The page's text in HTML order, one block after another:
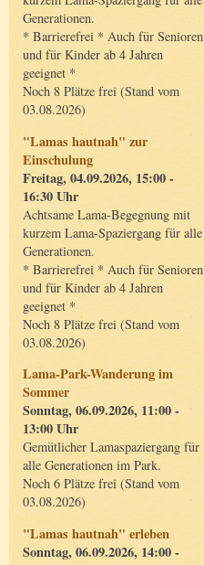
Generationen.
* Barrierefrei * Auch für Senioren
und für Kinder ab 4 Jahren
geeignet *
Noch 8 Plätze frei (Stand vom
03.08.2026)
"Lamas hautnah" zur
Einschulung
Freitag, 04.09.2026, 15:00 -
16:30 Uhr
Achtsame Lama-Begegnung mit
kurzem Lama-Spaziergang für alle
Generationen.
* Barrierefrei * Auch für Senioren
und für Kinder ab 4 Jahren
geeignet *
Noch 8 Plätze frei (Stand vom
03.08.2026)
Lama-Park-Wanderung im
Sommer
Sonntag, 06.09.2026, 11:00 -
13:00 Uhr
Gemütlicher Lamaspaziergang für
alle Generationen im Park.
Noch 6 Plätze frei (Stand vom
03.08.2026)
"Lamas hautnah" erleben
Sonntag, 06.09.2026, 14:00 -